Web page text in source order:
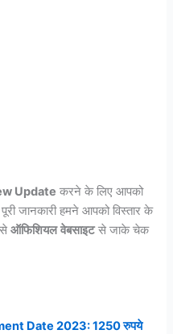
Update करने के लिए आपको
जानकारी हमने आपको विस्तार के
सेऑफिशियल वेबसाइटसे जाके चेक
Date 2023: 1250 रुपये